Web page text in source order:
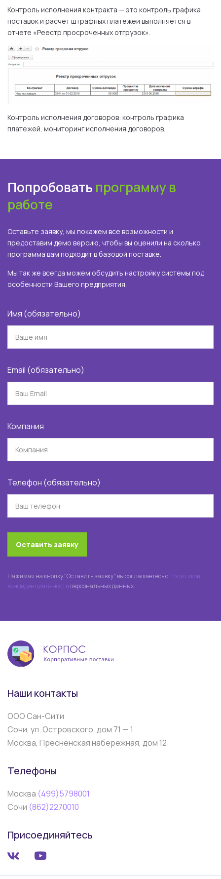
Контроль исполнения контракта — это контроль графика
поставок и расчет штрафных платежей выполняется в
отчете «Реестр просроченных отгрузок».
Контроль исполнения договоров: контроль графика
платежей, мониторинг исполнения договоров.
Попробовать программу в
работе
Оставьте заявку, мы покажем все возможности и
предоставим демо версию, чтобы вы оценили на сколько
программа вам подходит в базовой поставке.
Мы так же всегда можем обсудить настройку системы под
особенности Вашего предприятия.
Имя (обязательно)
Email (обязательно)
Компания
Телефон (обязательно)
Оставить заявку
Нажимая на кнопку "Оставить заявку" вы соглашаетесь сПолитикой
конфиденциальности персональных данных.
Наши контакты
ООО Сан-Сити
Сочи, ул. Островского, дом 71 — 1
Москва, Пресненская набережная, дом 12
Телефоны
Москва (499)5798001
Сочи (862)2270010
Присоединяйтесь